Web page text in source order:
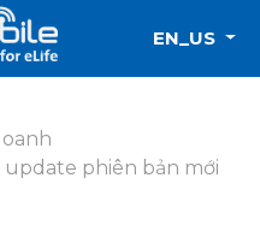
EN_US
update phiên bản mới